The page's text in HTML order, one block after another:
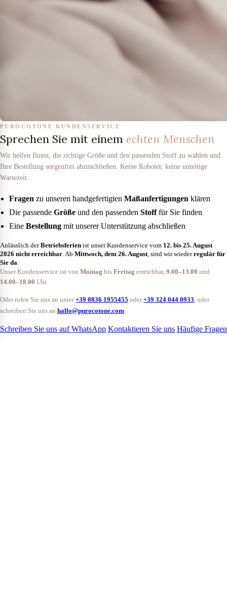
PUROCOTONE KUNDENSERVICE
Sprechen Sie mit einem echten Menschen
Wir helfen Ihnen, die richtige Größe und den passenden Stoff zu wählen und
Ihre Bestellung sorgenfrei abzuschließen. Keine Roboter, keine unnötige
Wartezeit.
Fragen zu unseren handgefertigten Maßanfertigungen klären
Die passende Größe und den passenden Stofffür Sie finden
Eine Bestellung mit unserer Unterstützung abschließen
Anlässlich derBetriebsferien ist unser Kundenservice vom 12. bis 25. August
2026 nicht erreichbar . Ab Mittwoch, dem 26. August , sind wir wiederregulär für
Sie da
Unser Kundenservice ist von Montag bis Freitag erreichbar, 9.00–13.00 und
14.00–18.00 Uhr.
Oder rufen Sie uns an unter+39 0836 1955455 oder+39 324 044 0933 , oder
schreiben Sie uns an hallo@purocotone.com
Schreiben Sie uns auf WhatsApp Kontaktieren Sie uns Häufige Fragen